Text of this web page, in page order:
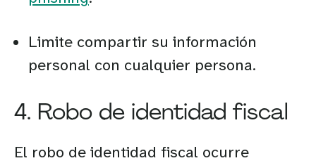
Limite compartir su información
personal con cualquier persona.
4. Robo de identidad fiscal
El robo de identidad fiscal ocurre